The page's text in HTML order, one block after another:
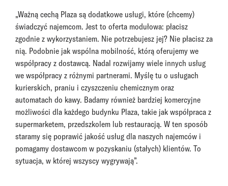
„Ważną cechą Plaza są dodatkowe usługi, które (chcemy)
świadczyć najemcom. Jest to oferta modułowa: płacisz
zgodnie z wykorzystaniem. Nie potrzebujesz jej? Nie płacisz za
nią. Podobnie jak wspólna mobilność, którą oferujemy we
współpracy z dostawcą. Nadal rozwijamy wiele innych usług
we współpracy z różnymi partnerami. Myślę tu o usługach
kurierskich, praniu i czyszczeniu chemicznym oraz
automatach do kawy. Badamy również bardziej komercyjne
możliwości dla każdego budynku Plaza, takie jak współpraca z
supermarketem, przedszkolem lub restauracją. W ten sposób
staramy się poprawić jakość usług dla naszych najemców i
pomagamy dostawcom w pozyskaniu (stałych) klientów. To
sytuacja, w której wszyscy wygrywają”.